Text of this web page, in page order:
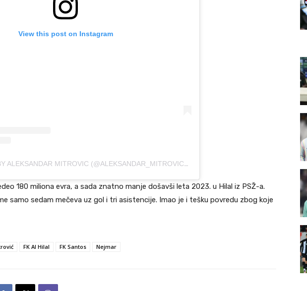
View this post on Instagram
A POST SHARED BY ALEKSANDAR MITROVIC (@ALEKSANDAR_MITROVIC_45)
180 miliona evra, a sada znatno manje došavši leta 2023. u Hilal iz PSŽ-a.
samo sedam mečeva uz gol i tri asistencije. Imao je i tešku povredu zbog koje
FK Al Hilal FK Santos Nejmar